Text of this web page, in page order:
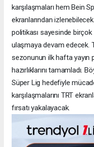
karşılaşmaları hem Bein
ekranlarından
politikası sayesinde
ulaşmaya devam edecek.
sezonunun ilk hafta yayın
hazırlıklarını tamamladı.
Süper Lig hedefiyle
karşılaşmalarını TRT
fırsatı yakalayacak.